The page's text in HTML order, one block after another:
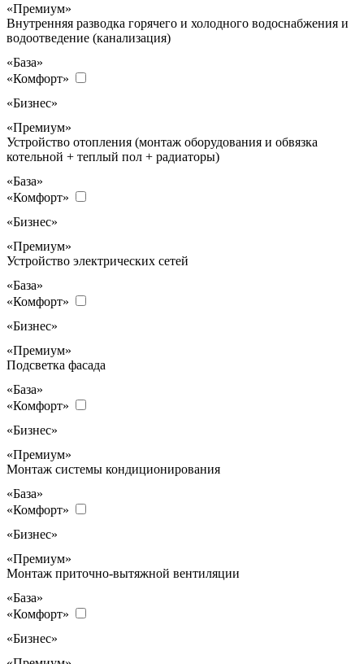
«Премиум»
Внутренняя разводка горячего и холодного водоснабжения и
водоотведение (канализация)
«База»
«Комфорт»
«Бизнес»
«Премиум»
Устройство отопления (монтаж оборудования и обвязка
котельной + теплый пол + радиаторы)
«База»
«Комфорт»
«Бизнес»
«Премиум»
Устройство электрических сетей
«База»
«Комфорт»
«Бизнес»
«Премиум»
Подсветка фасада
«База»
«Комфорт»
«Бизнес»
«Премиум»
Монтаж системы кондиционирования
«База»
«Комфорт»
«Бизнес»
«Премиум»
Монтаж приточно-вытяжной вентиляции
«База»
«Комфорт»
«Бизнес»